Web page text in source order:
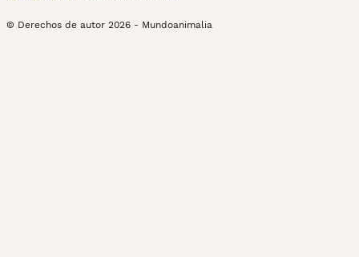
© Derechos de autor 2026 - Mundoanimalia